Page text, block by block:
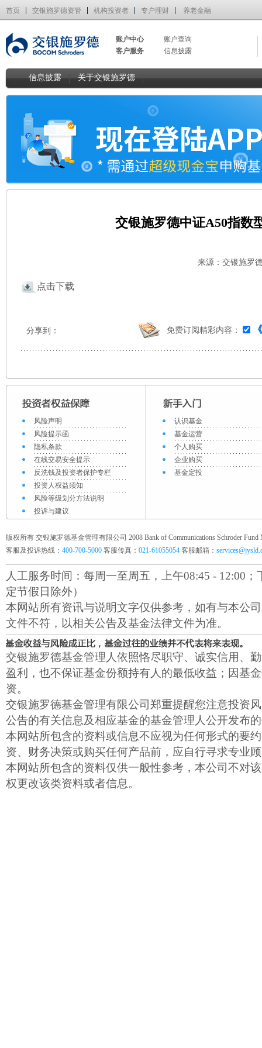
首页 交银施罗德资管 机构投资者 专户理财 养老金融
账户中心
账户查询
客户服务
信息披露
信息披露 关于交银施罗德
交银施罗德中证A50指数
来源：交银施罗
点击下载
分享到： 免费订阅精彩内容：
风险声明
风险提示函
隐私条款
在线交易安全提示
反洗钱及投资者保护专栏
投资人权益须知
风险等级划分方法说明
投诉与建议
认识基金
基金运营
个人购买
企业购买
基金定投
版权所有 交银施罗德基金管理有限公司 2008 Bank of Communications Schroder Fund
客服及投诉热线： 400-700-5000 客服传真： 021-61055054 客服邮箱：
人工服务时间：每周一至周五，上午08:45 - 12:00；
定节假日除外）
本网站所有资讯与说明文字仅供参考，如有与本公
文件不符，以相关公告及基金法律文件为准。
交银施罗德基金管理人依照恪尽职守、诚实信用、
盈利，也不保证基金份额持有人的最低收益；因基
资。
交银施罗德基金管理有限公司郑重提醒您注意投资
公告的有关信息及相应基金的基金管理人公开发布
本网站所包含的资料或信息不应视为任何形式的要
资、财务决策或购买任何产品前，应自行寻求专业
本网站所包含的资料仅供一般性参考，本公司不对
权更改该类资料或者信息。